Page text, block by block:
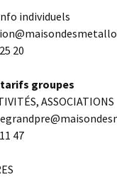
individuels
20
groupes
ASSOCIATIONS
47